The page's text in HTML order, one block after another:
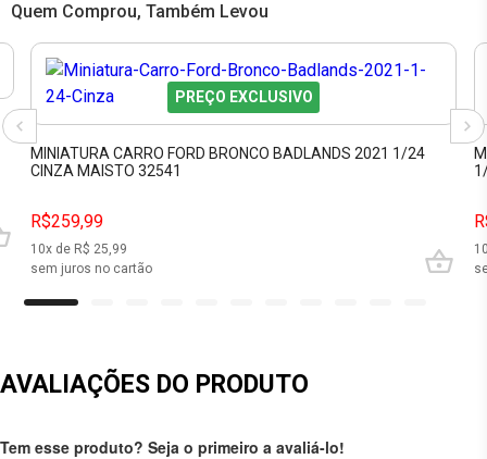
Quem Comprou, Também Levou
PREÇO EXCLUSIVO
MINIATURA CARRO FORD BRONCO BADLANDS 2021 1/24
CINZA MAISTO 32541
R$259,99
10x de R$ 25,99
sem juros no cartão
AVALIAÇÕES DO PRODUTO
Tem esse produto? Seja o primeiro a avaliá-lo!